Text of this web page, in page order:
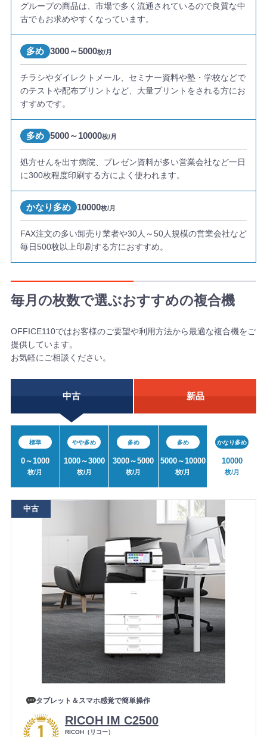
グループの商品は、市場で多く流通されているので良質な中
古でもお求めやすくなっています。
多め 3000～5000枚/月
チラシやダイレクトメール、セミナー資料や塾・学校などで
のテストや配布プリントなど、大量プリントをされる方にお
すすめです。
多め 5000～10000枚/月
処方せんを出す病院、プレゼン資料が多い営業会社など一日
に300枚程度印刷する方によく使われます。
かなり多め 10000枚/月
FAX注文の多い卸売り業者や30人～50人規模の営業会社など
毎日500枚以上印刷する方におすすめ。
毎月の枚数で選ぶおすすめの複合機
OFFICE110ではお客様のご要望や利用方法から最適な複合機をご
提供しています。
お気軽にご相談ください。
中古 新品
標準
0～1000
枚/月
やや多め
1000～3000
枚/月
多め
3000～5000
枚/月
多め
5000～10000
枚/月
かなり多め
10000
枚/月
RICOH IM C2500
メ
RICOH（リコー）
タブレット＆スマホ感覚で簡単操作
中古